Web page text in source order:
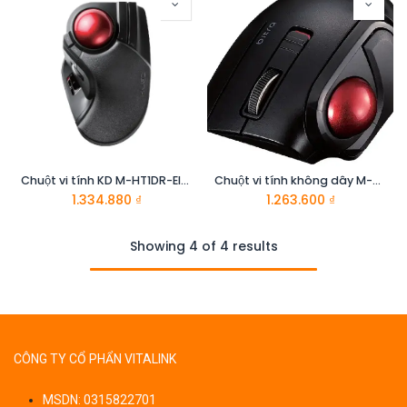
Chuột vi tính KD M-HT1DR-Elecom
1.334.880 ₫
Chuột vi tính không dây M-MT1BRSBK hiệu ELECOM
1.263.600 ₫
Showing 4 of 4 results
CÔNG TY CỔ PHẨN VITALINK
MSDN: 0315822701